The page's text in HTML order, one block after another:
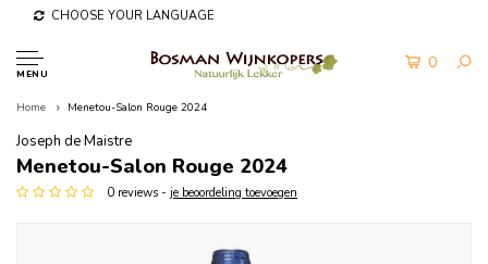
CHOOSE YOUR LANGUAGE
MENU
0
Home Menetou-Salon Rouge 2024
Joseph de Maistre
Menetou-Salon Rouge 2024
0 reviews - je beoordeling toevoegen